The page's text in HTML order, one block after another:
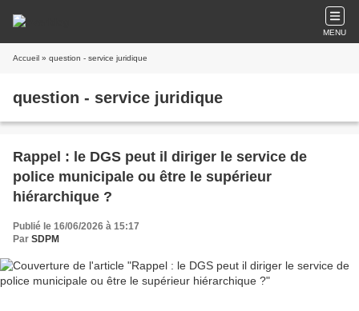
MENU
Accueil » question - service juridique
question - service juridique
Rappel : le DGS peut il diriger le service de
police municipale ou être le supérieur
hiérarchique ?
Publié le 16/06/2026 à 15:17
Par SDPM